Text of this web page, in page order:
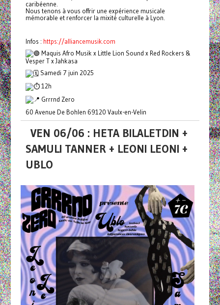
caribéenne.
Nous tenons à vous offrir une expérience musicale
mémorable et renforcer la mixité culturelle à Lyon.
Infos : https://alliancemusik.com
Maquis Afro Musik x Little Lion Sound x Red Rockers &
Vesper T x Jahkasa
Samedi 7 juin 2025
12h
Grrrnd Zero
60 Avenue De Bohlen 69120 Vaulx-en-Velin
VEN 06/06 : HETA BILALETDIN +
SAMULI TANNER + LEONI LEONI +
UBLO